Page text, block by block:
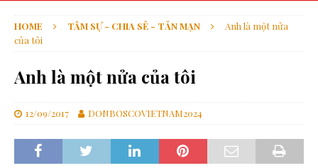
HOME TÂM SỰ - CHIA SẺ - TẢN MẠN
Anh là một nửa
của tôi
Anh là một nửa của tôi
12/09/2017 DONBOSCOVIETNAM2024